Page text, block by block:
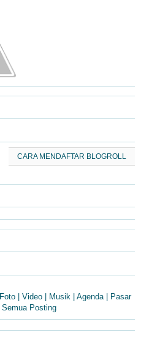
CARA MENDAFTAR BLOGROLL
Foto Video Musik Agenda|
Pasar
Semua Posting